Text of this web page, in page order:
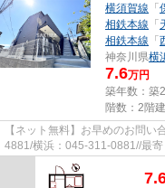
横須賀線 「
相鉄本線 「
相鉄本線 「
神奈川県横
7.6万円
築年数：築
階数：2階建
【ネット無料】お早めのお問
4881/横浜：045-311-0881//最
し】【初期費用分割払い】【19...